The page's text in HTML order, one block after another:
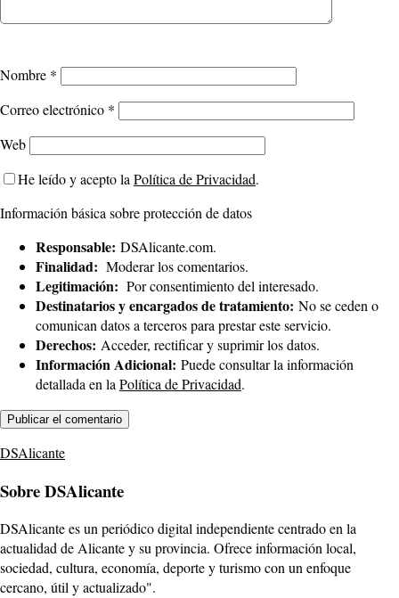
Nombre *
Correo electrónico *
Web
He leído y acepto la Política de Privacidad.
Información básica sobre protección de datos
Responsable: DSAlicante.com.
Finalidad: Moderar los comentarios.
Legitimación: Por consentimiento del interesado.
Destinatarios y encargados de tratamiento: No se ceden o
comunican datos a terceros para prestar este servicio.
Derechos: Acceder, rectificar y suprimir los datos.
Información Adicional: Puede consultar la información
detallada en la Política de Privacidad.
DSAlicante
Sobre DSAlicante
DSAlicante es un periódico digital independiente centrado en la
actualidad de Alicante y su provincia. Ofrece información local,
sociedad, cultura, economía, deporte y turismo con un enfoque
cercano, útil y actualizado".